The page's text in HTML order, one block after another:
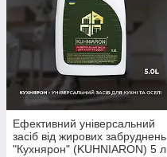
Ефективний універсальний
засіб від жирових забруднень
"Кухнярон" (KUHNIARON) 5 л